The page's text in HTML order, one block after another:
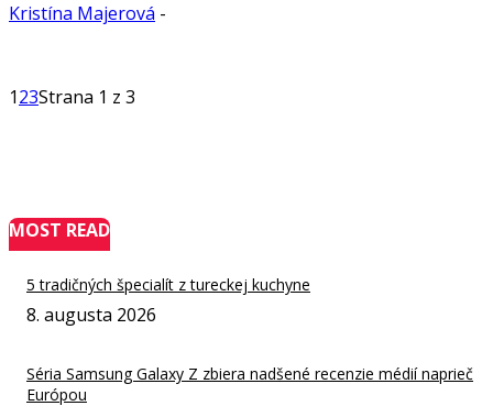
Kristína Majerová -
123Strana 1 z 3
MOST READ
5 tradičných špecialít z tureckej kuchyne
8. augusta 2026
Séria Samsung Galaxy Z zbiera nadšené recenzie médií naprieč
Európou